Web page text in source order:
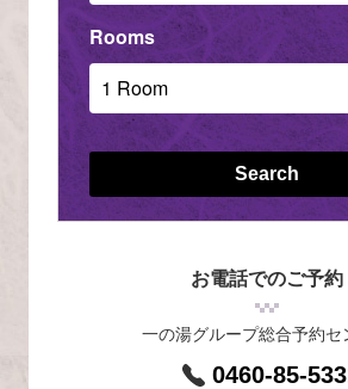
Rooms
Search
お電話でのご予約
一の湯グループ総合予約セ
0460-85-